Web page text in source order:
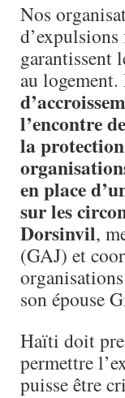
Nos
garantissent
au logement.
l’encontre
la
en place
sur les
Dorsinvil,
(GAJ) et
son épouse
Haïti doit
permettre
puisse être